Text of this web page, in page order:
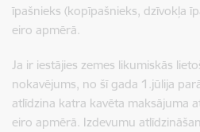
īpašnieks (kopīpašnieks, dzīvokļa
eiro apmērā.
Ja ir iestājies zemes likumiskās
nokavējums, no šī gada 1.jūlija
atlīdzina katra kavēta maksājuma
eiro apmērā. Izdevumu